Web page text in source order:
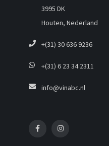
3995 DK
Houten, Nederland
+(31) 30 636 9236
+(31) 6 23 34 2311
info@vinabc.nl